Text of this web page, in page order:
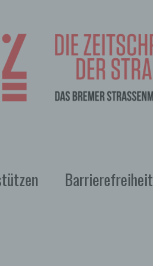
Barrierefreiheit